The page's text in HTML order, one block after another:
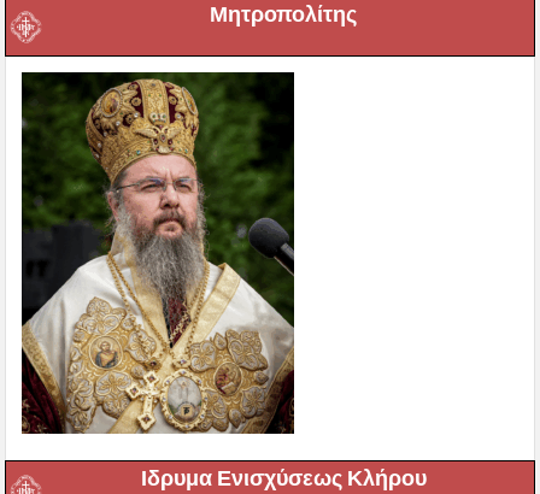
Μητροπολίτης
Ιδρυμα Ενισχύσεως Κλήρου